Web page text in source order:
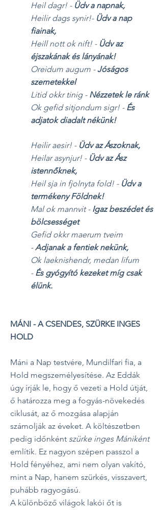
Heil dagr! - Üdv a napnak,
Heilir dags synir!- Üdv a nap
fiainak,
Heill nott ok nift! - Üdv az
éjszakának és lányának!
Oreidum augum -Jóságos
szemetekkel
Litid okkr tinig - Nézzetek le ránk
Ok gefid sitjondum sigr! - És
adjatok diadalt nékünk!
Heilir aesir! - Üdv az Ászoknak,
Heilar asynjur! - Üdv az Ász
istennőknek,
Heil sja in fjolnyta fold! - Üdv a
termékeny Földnek!
Mal ok mannvit - Igaz beszédet és
bölcsességet
Gefid okkr maerum tveim
-Adjanak a fentiek nekünk,
Ok laeknishendr, medan lifum
- És gyógyító kezeket míg csak
élünk.
MÁNI - A CSENDES, SZÜRKE INGES
HOLD
Máni a Nap testvére, Mundilfari fia, a
Hold megszemélyesítése. Az Eddák
úgy írják le, hogy ő vezeti a Hold útját,
ő határozza meg a fogyás-növekedés
ciklusát, az ő mozgása alapján
számolják az éveket. A költészetben
pedig időnként szürke inges Mániként
említik. Ez nagyon szépen passzol a
Hold fényéhez, ami nem olyan vakító,
mint a Nap, hanem szürkés, visszavert,
puhább ragyogású.
A különböző világok lakói őt is